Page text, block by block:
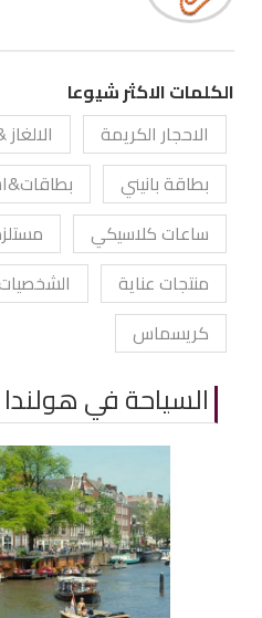
الكلمات الاكثر شيوعا
الاحجار الكريمة
بطاقة بانيني
ساعات كلاسيكي
منتجات عناية
كريسماس
السياحة في هولندا